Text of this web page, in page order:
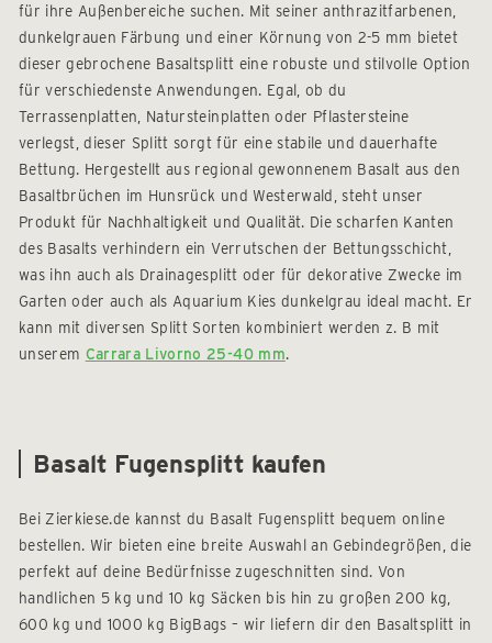
für ihre Außenbereiche suchen. Mit seiner anthrazitfarbenen,
dunkelgrauen Färbung und einer Körnung von 2-5 mm bietet
dieser gebrochene Basaltsplitt eine robuste und stilvolle Option
für verschiedenste Anwendungen. Egal, ob du
Terrassenplatten, Natursteinplatten oder Pflastersteine
verlegst, dieser Splitt sorgt für eine stabile und dauerhafte
Bettung. Hergestellt aus regional gewonnenem Basalt aus den
Basaltbrüchen im Hunsrück und Westerwald, steht unser
Produkt für Nachhaltigkeit und Qualität. Die scharfen Kanten
des Basalts verhindern ein Verrutschen der Bettungsschicht,
was ihn auch als Drainagesplitt oder für dekorative Zwecke im
Garten oder auch als Aquarium Kies dunkelgrau ideal macht. Er
kann mit diversen Splitt Sorten kombiniert werden z. B mit
unserem Carrara Livorno 25-40 mm.
Basalt Fugensplitt kaufen
Bei Zierkiese.de kannst du Basalt Fugensplitt bequem online
bestellen. Wir bieten eine breite Auswahl an Gebindegrößen, die
perfekt auf deine Bedürfnisse zugeschnitten sind. Von
handlichen 5 kg und 10 kg Säcken bis hin zu großen 200 kg,
600 kg und 1000 kg BigBags – wir liefern dir den Basaltsplitt in